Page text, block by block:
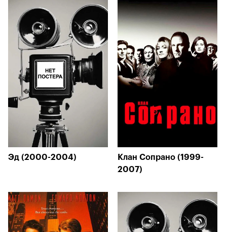
Эд (2000-2004)
Клан Сопрано (1999-
2007)